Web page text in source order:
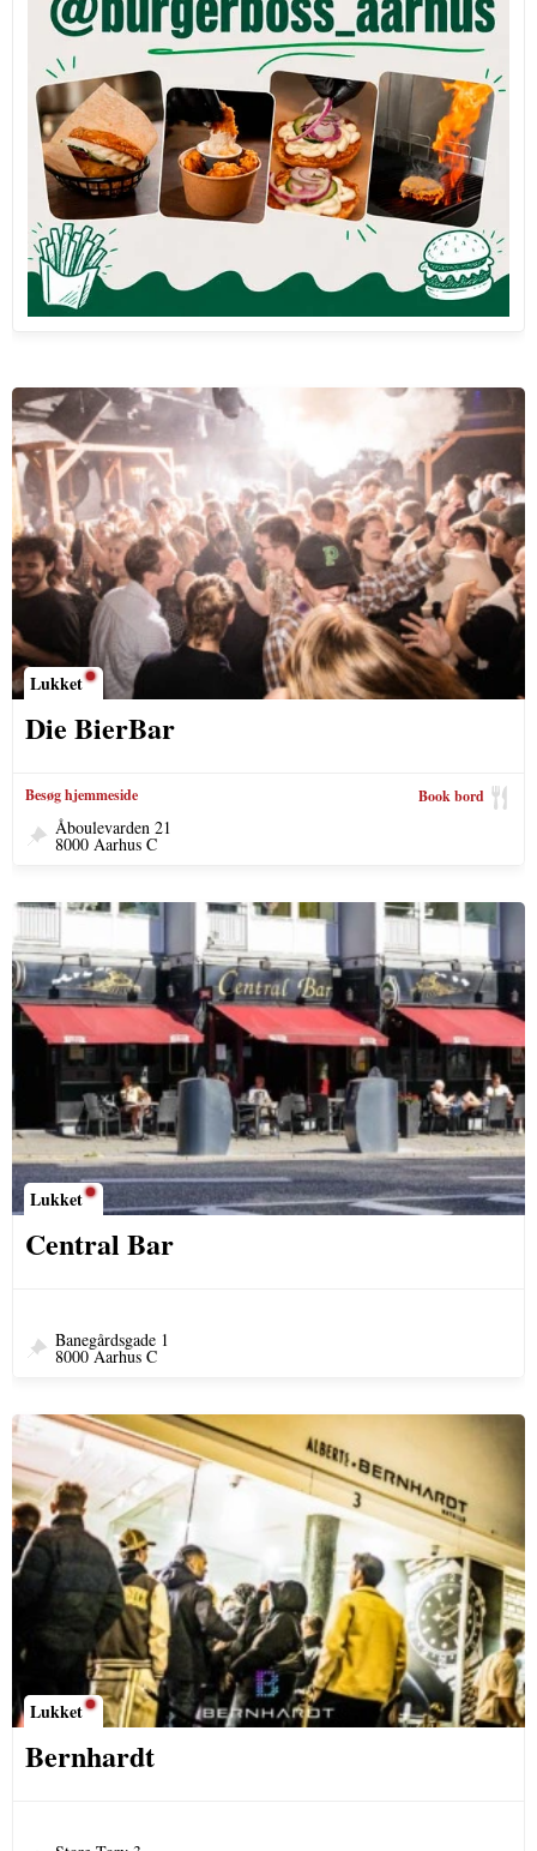
Lukket
Die BierBar
Besøg hjemmeside Book bord
Åboulevarden 21
8000 Aarhus C
Lukket
Central Bar
Banegårdsgade 1
8000 Aarhus C
Lukket
Bernhardt